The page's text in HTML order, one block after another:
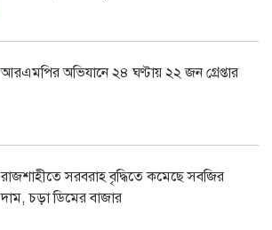
আরএমপির অভিযানে ২৪ ঘণ্টায় ২২ জন গ্রেপ্তার
রাজশাহীতে সরবরাহ বৃদ্ধিতে কমেছে সবজির
দাম, চড়া ডিমের বাজার